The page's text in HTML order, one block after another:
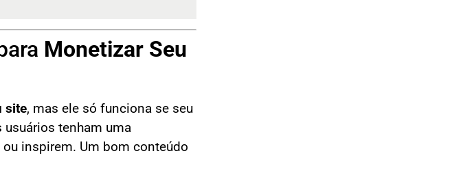
Monetizar Seu
site, mas ele só funciona se seu
usuários tenham uma
inspirem. Um bom conteúdo